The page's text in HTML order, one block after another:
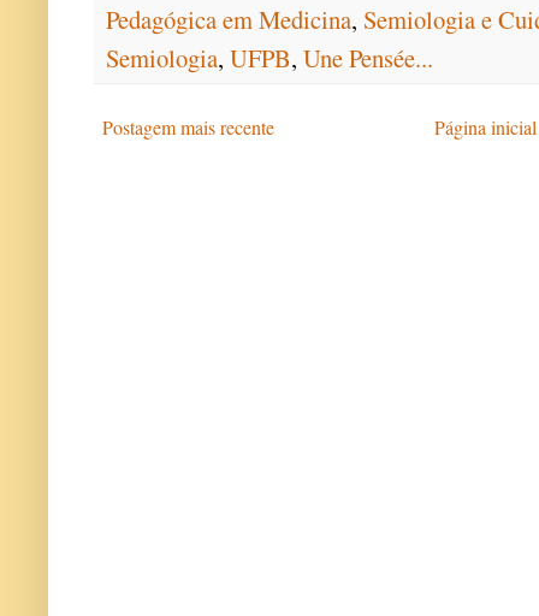
Pedagógica em Medicina, Semiologia e
Semiologia, UFPB, Une Pensée...
Postagem mais recente Página inicial